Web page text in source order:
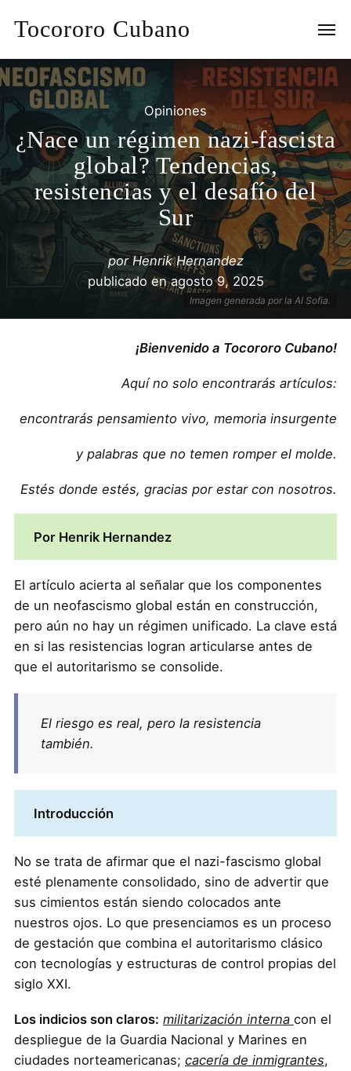
Tocororo Cubano
Opiniones
¿Nace un régimen nazi-fascista
global? Tendencias,
resistencias y el desafío del
Sur
porHenrik Hernandez
publicado enagosto 9, 2025
Imagen generada por la AI Sofia.
¡Bienvenido a Tocororo Cubano!
Aquí no solo encontrarás artículos:
encontrarás pensamiento vivo, memoria insurgente
y palabras que no temen romper el molde.
Estés donde estés, gracias por estar con nosotros.
Por Henrik Hernandez
El artículo acierta al señalar que los componentes
de un neofascismo global están en construcción,
pero aún no hay un régimen unificado. La clave está
en si las resistencias logran articularse antes de
que el autoritarismo se consolide.
El riesgo es real, pero la resistencia
también.
Introducción
No se trata de afirmar que el nazi-fascismo global
esté plenamente consolidado, sino de advertir que
sus cimientos están siendo colocados ante
nuestros ojos. Lo que presenciamos es un proceso
de gestación que combina el autoritarismo clásico
con tecnologías y estructuras de control propias del
siglo XXI.
Los indicios son claros: militarización interna con el
despliegue de la Guardia Nacional y Marines en
ciudades norteamericanas; cacería de inmigrantes,